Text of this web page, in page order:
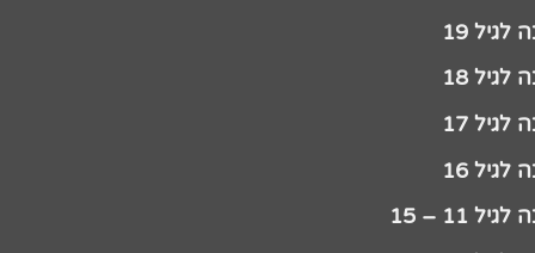
19
18
17
16
11 – 15